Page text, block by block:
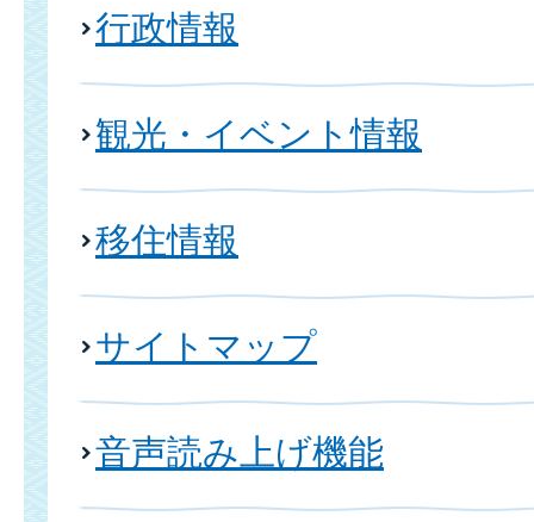
行政情報
観光・イベント情報
移住情報
サイトマップ
音声読み上げ機能